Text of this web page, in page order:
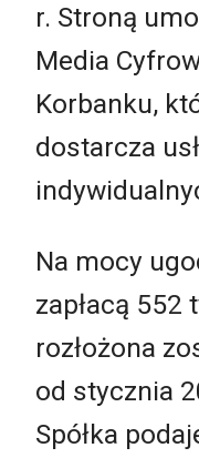
r. Stroną
Media
Korbanku,
dostarcza
Na mocy
zapłacą 552
rozłożona
od stycznia
Spółka